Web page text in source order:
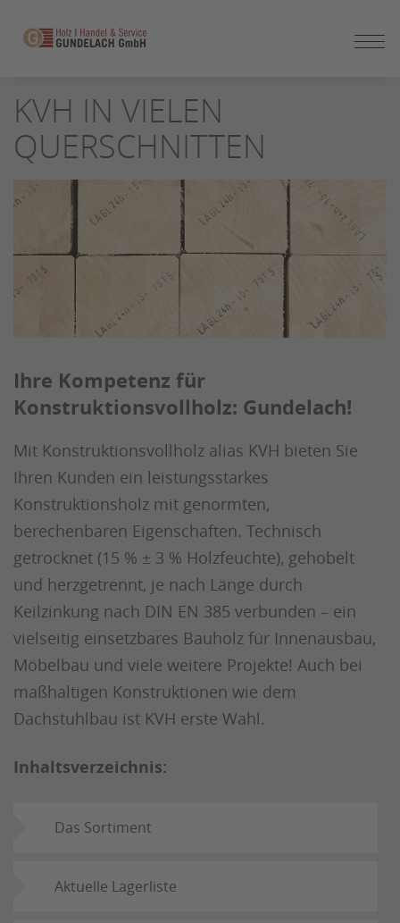
SEITENINHALT
KVH IN VIELEN
QUERSCHNITTEN
Ihre Kompetenz für
Konstruktionsvollholz: Gundelach!
Mit Konstruktionsvollholz alias KVH bieten Sie
Ihren Kunden ein leistungsstarkes
Konstruktionsholz mit genormten,
berechenbaren Eigenschaften. Technisch
getrocknet (15 % ± 3 % Holzfeuchte), gehobelt
und herzgetrennt, je nach Länge durch
Keilzinkung nach DIN EN 385 verbunden – ein
vielseitig einsetzbares Bauholz für Innenausbau,
Möbelbau und viele weitere Projekte! Auch bei
maßhaltigen Konstruktionen wie dem
Dachstuhlbau ist KVH erste Wahl.
Inhaltsverzeichnis:
Das Sortiment
Aktuelle Lagerliste